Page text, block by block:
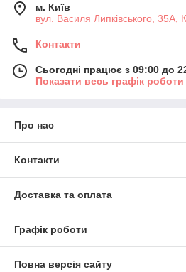
м. Київ
вул. Василя Липківського, 35А,
Контакти
Сьогодні працює з 09:00 до
Показати весь графік роботи
Про нас
Контакти
Доставка та оплата
Графік роботи
Повна версія сайту